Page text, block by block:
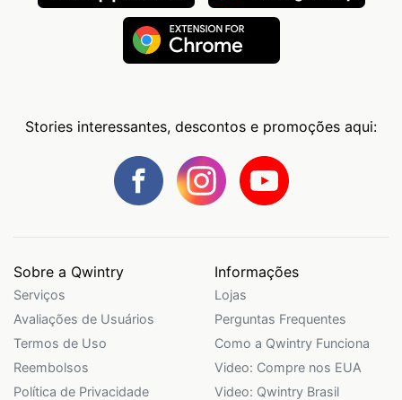
Stories interessantes, descontos e promoções aqui:
Sobre a Qwintry
Serviços
Avaliações de Usuários
Termos de Uso
Reembolsos
Política de Privacidade
Informações
Lojas
Perguntas Frequentes
Como a Qwintry Funciona
Video: Compre nos EUA
Video: Qwintry Brasil